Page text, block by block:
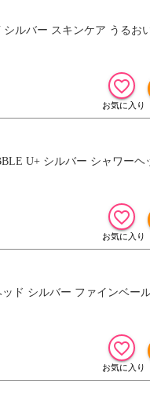
ルバー スキンケア うるお
U+ シルバー シャワー
ド シルバー ファインベー